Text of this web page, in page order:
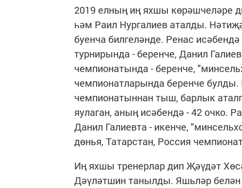
2019 елның иң яхшы көрәшчеләре
һәм Раил Нургалиев аталды.
буенча билгеләнде. Ренас
турнирында - беренче, Данил
чемпионатында - беренче,
чемпионатларында беренче
чемпионатыннан тыш, барлык
яулаган, аның исәбендә - 42 очко.
Данил Галиевта - икенче,
дөнья, Татарстан, Россия
Иң яхшы тренерлар дип Җәүдәт
Дәүләтшин танылды. Яшьләр